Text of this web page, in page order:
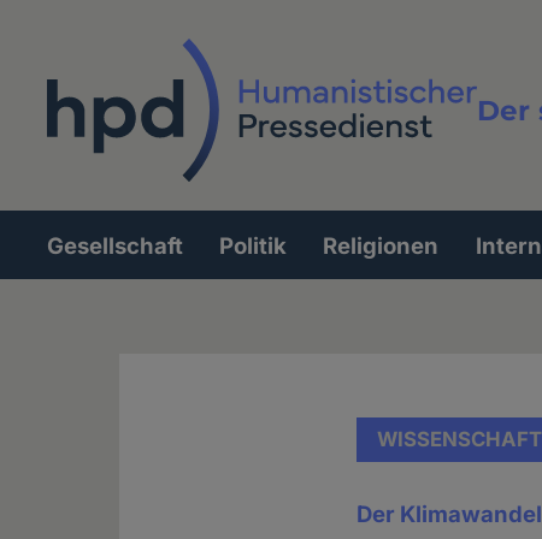
Der
Hauptnavigation
Gesellschaft Politik Religionen
WISSENSCHAFT
Der